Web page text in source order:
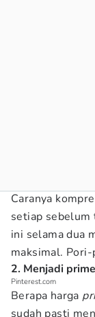
Caranya
setiap sebelum
ini selama dua
maksimal.
2. Menjadi
Pinterest.com
Berapa harga
sudah pasti